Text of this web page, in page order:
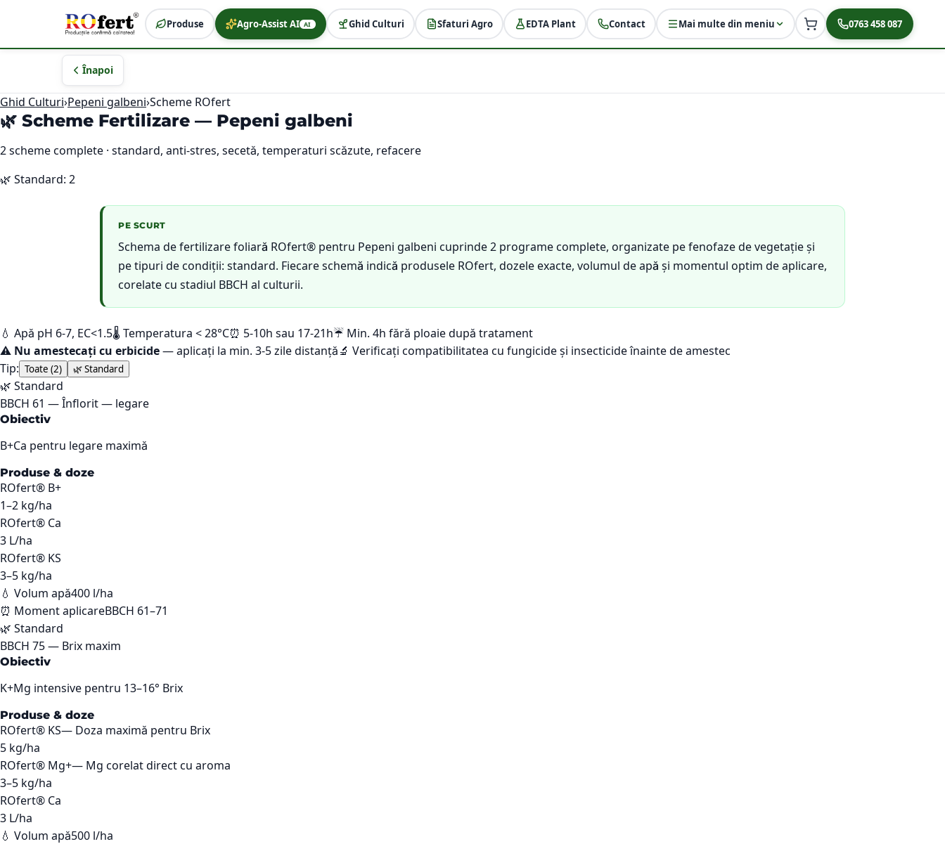
Produse Agro-Assist AI AI Ghid Culturi Sfaturi Agro EDTA Plant Contact Mai multe din meniu 0763 458 087
Înapoi
Ghid Culturi›Pepeni galbeni›Scheme ROfert
🌿 Scheme Fertilizare — Pepeni galbeni
2scheme complete · standard, anti-stres, secetă, temperaturi scăzute, refacere
🌿 Standard: 2
PE SCURT
Schema de fertilizare foliară ROfert® pentru Pepeni galbeni cuprinde 2 programe complete, organizate pe fenofaze de vegetație și
pe tipuri de condiții: standard. Fiecare schemă indică produsele ROfert, dozele exacte, volumul de apă și momentul optim de aplicare,
corelate cu stadiul BBCH al culturii.
💧 Apă pH 6-7, EC<1.5🌡️ Temperatura < 28°C⏰ 5-10h sau 17-21h☔ Min. 4h fără ploaie după tratament
⚠️ Nu amestecați cu erbicide— aplicați la min. 3-5 zile distanță🔬 Verificați compatibilitatea cu fungicide și insecticide înainte de amestec
Tip: Toate (2) 🌿Standard
🌿 Standard
BBCH 61 —Înflorit — legare
Obiectiv
B+Ca pentru legare maximă
Produse & doze
ROfert® B+
1–2 kg/ha
ROfert® Ca
3 L/ha
ROfert® KS
3–5 kg/ha
💧 Volum apă400 l/ha
⏰ Moment aplicareBBCH 61–71
🌿 Standard
BBCH 75— Brix maxim
Obiectiv
K+Mg intensive pentru 13–16° Brix
Produse & doze
ROfert® KS— Doza maximă pentru Brix
5 kg/ha
ROfert® Mg+— Mg corelat direct cu aroma
3–5 kg/ha
ROfert® Ca
3 L/ha
💧 Volum apă500 l/ha